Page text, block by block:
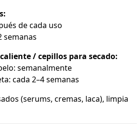
de cada uso
semanas
/ cepillos para secado:
semanalmente
cada 2–4 semanas
(serums, cremas, laca), limpia